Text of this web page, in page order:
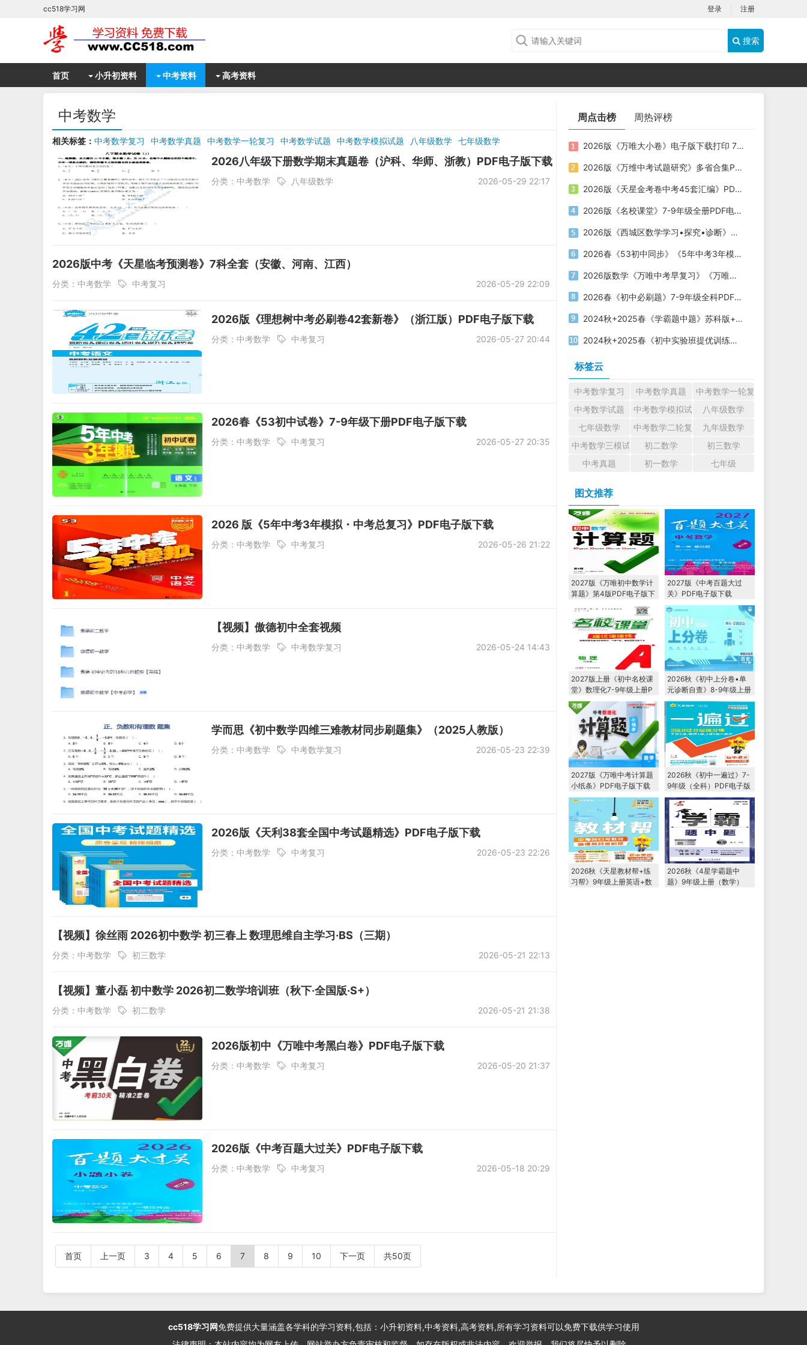
cc518学习网 登录 注册
搜索
首页 小升初资料 中考资料 高考资料
中考数学
相关标签： 中考数学复习 中考数学真题 中考数学一轮复习 中考数学试题 中考数学模拟试题 八年级数学 七年级数学
中考数学二轮复习 九年级数学
2026八年级下册数学期末真题卷（沪科、华师、浙教）PDF电子版下载
2026-05-29 22:17
分类： 中考数学 八年级数学
2026版中考《天星临考预测卷》7科全套（安徽、河南、江西）
2026-05-29 22:09
分类： 中考数学 中考复习
2026版《理想树中考必刷卷42套新卷》（浙江版）PDF电子版下载
2026-05-27 20:44
分类： 中考数学 中考复习
2026春《53初中试卷》7-9年级下册PDF电子版下载
2026-05-27 20:35
分类： 中考数学 中考复习
2026 版《5年中考3年模拟・中考总复习》PDF电子版下载
2026-05-26 21:22
分类： 中考数学 中考复习
【视频】傲德初中全套视频
2026-05-24 14:43
分类： 中考数学 中考数学复习
学而思《初中数学四维三难教材同步刷题集》（2025人教版）
2026-05-23 22:39
分类： 中考数学 中考数学复习
2026版《天利38套全国中考试题精选》PDF电子版下载
2026-05-23 22:26
分类： 中考数学 中考复习
【视频】徐丝雨 2026初中数学 初三春上 数理思维自主学习·BS（三期）
2026-05-21 22:13
分类： 中考数学 初三数学
【视频】董小磊 初中数学 2026初二数学培训班（秋下·全国版·S+）
2026-05-21 21:38
分类： 中考数学 初二数学
2026版初中《万唯中考黑白卷》PDF电子版下载
2026-05-20 21:37
分类： 中考数学 中考复习
2026版《中考百题大过关》PDF电子版下载
2026-05-18 20:29
分类： 中考数学 中考复习
首页 上一页 3 4 5 6 7 8 9 10 下一页 共50页
周点击榜 周热评榜
2026版《万唯大小卷》电子版下载打印 7-9年级
2026版《万维中考试题研究》多省合集PDF电子版下载
2026版《天星金考卷中考45套汇编》PDF电子版下载
2026版《名校课堂》7-9年级全册PDF电子版下载
2026版《西城区数学学习•探究•诊断》电子版下载打印
2026春《53初中同步》《5年中考3年模拟》PDF电子版下载
2026版数学《万唯中考早复习》《万唯中考早备考》《万唯预习新初三》
2026春《初中必刷题》7-9年级全科PDF电子版下载
2024秋+2025春《学霸题中题》苏科版+北师版电子版下载
2024秋+2025春《初中实验班提优训练》电子版下载打印
标签云
中考数学复习 中考数学真题
中考数学一轮复习
中考数学试题
中考数学模拟试题
八年级数学
七年级数学
中考数学二轮复习
九年级数学
中考数学三模试题
初二数学
初三数学
中考真题
初一数学 七年级
图文推荐
2027版《万唯初中数学计
算题》第4版PDF电子版下
2027版《中考百题大过
关》PDF电子版下载
2027版上册《初中名校课
堂》数理化7-9年级上册P
DF电子版下载
2026秋《初中上分卷•单
元诊断自查》8-9年级上册
PDF电子版下载
2027版《万唯中考计算题
小纸条》PDF电子版下载
2026秋《初中一遍过》7-
9年级（全科）PDF电子版
下载 2027版
2026秋《天星教材帮+练
习帮》9年级上册英语+数
2026秋《4星学霸题中
题》9年级上册（数学）
cc518学习网免费提供大量涵盖各学科的学习资料,包括：小升初资料,中考资料,高考资料,所有学习资料可以免费下载供学习使用